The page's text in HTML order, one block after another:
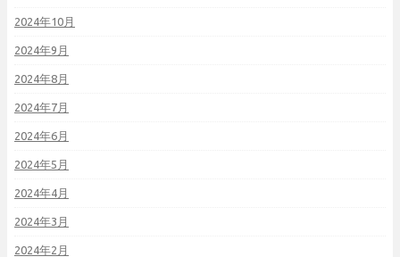
2024年10月
2024年9月
2024年8月
2024年7月
2024年6月
2024年5月
2024年4月
2024年3月
2024年2月